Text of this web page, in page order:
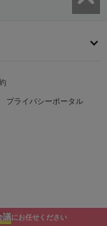
議にお任せください
プライバシーポータル
Reserved.